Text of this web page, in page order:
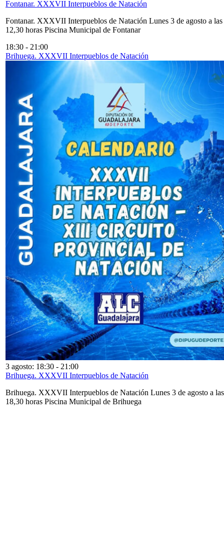
Fontanar. XXXVII Interpueblos de Natación
Fontanar. XXXVII Interpueblos de Natación Lunes 3 de agosto a las
12,30 horas Piscina Municipal de Fontanar
18:30 - 21:00
Brihuega. XXXVII Interpueblos de Natación
3 agosto: 18:30 - 21:00
Brihuega. XXXVII Interpueblos de Natación
Brihuega. XXXVII Interpueblos de Natación Lunes 3 de agosto a las
18,30 horas Piscina Municipal de Brihuega